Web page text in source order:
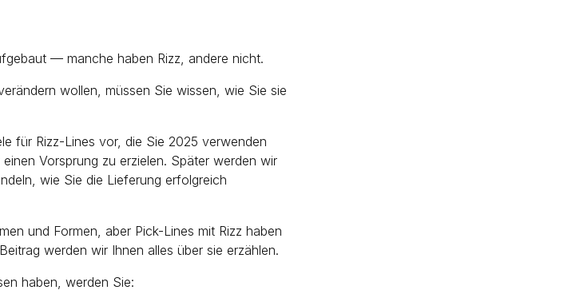
— manche haben Rizz, andere nicht.
wollen, müssen Sie wissen, wie Sie sie
für Rizz-Lines vor, die Sie 2025 verwenden
Vorsprung zu erzielen. Später werden wir
wie Sie die Lieferung erfolgreich
und Formen, aber Pick-Lines mit Rizz haben
werden wir Ihnen alles über sie erzählen.
haben, werden Sie: